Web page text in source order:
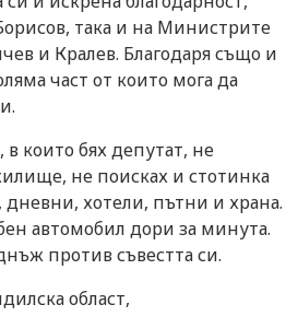
така и на Министрите
и Кралев. Благодаря също и
част от които мога да
които бях депутат, не
не поисках и стотинка
хотели, пътни и храна.
автомобил дори за минута.
против съвестта си.
област,